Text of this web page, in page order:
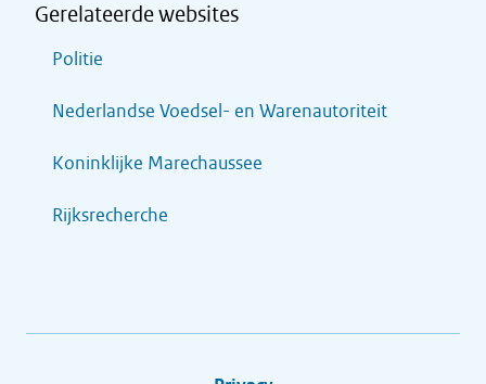
Gerelateerde websites
Politie
Nederlandse Voedsel- en Warenautoriteit
Koninklijke Marechaussee
Rijksrecherche